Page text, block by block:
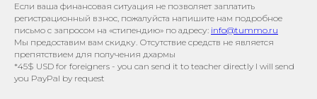
Если ваша финансовая ситуация не позволяет заплатить
регистрационный взнос, пожалуйста напишите нам подробное
письмо с запросом на «стипендию» по адресу: info@tummo.ru
Мы предоставим вам скидку. Отсутствие средств не является
препятствием для получения дхармы
*45$ USD for foreigners - you can send it to teacher directly I will send
you PayPal by request